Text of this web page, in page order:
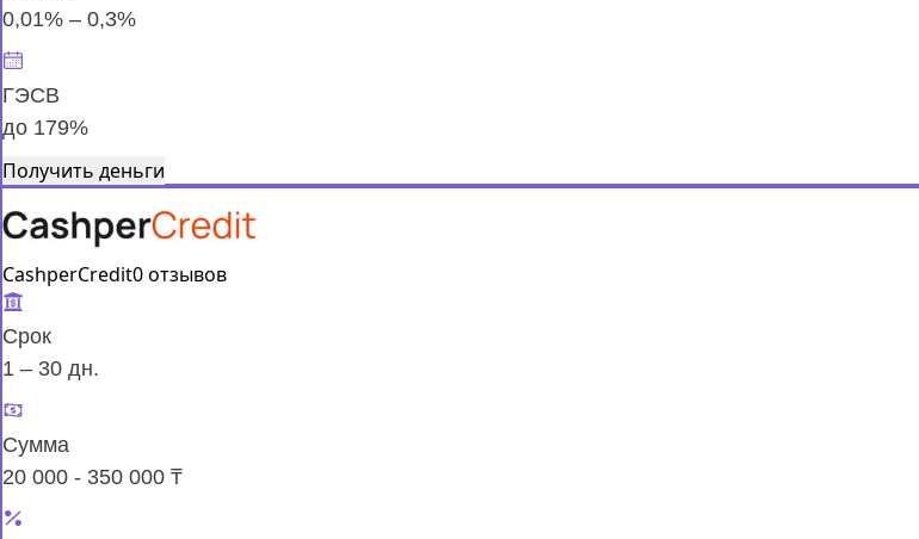
0,01% – 0,3%
ГЭСВ
до 179%
Получить деньги
CashperCredit0 отзывов
Срок
1 – 30 дн.
Сумма
20 000 - 350 000 ₸